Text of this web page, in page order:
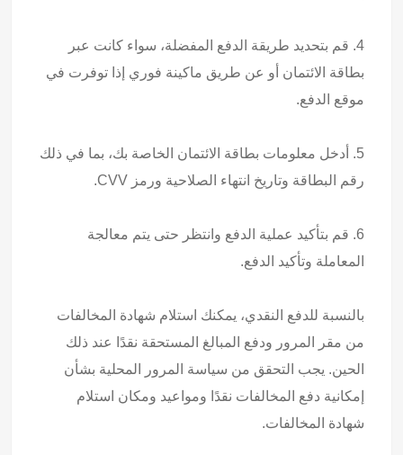
4. قم بتحديد طريقة الدفع المفضلة، سواء كانت عبر
بطاقة الائتمان أو عن طريق ماكينة فوري إذا توفرت في
موقع الدفع.
5. أدخل معلومات بطاقة الائتمان الخاصة بك، بما في ذلك
رقم البطاقة وتاريخ انتهاء الصلاحية ورمز CVV.
6. قم بتأكيد عملية الدفع وانتظر حتى يتم معالجة
المعاملة وتأكيد الدفع.
بالنسبة للدفع النقدي، يمكنك استلام شهادة المخالفات
من مقر المرور ودفع المبالغ المستحقة نقدًا عند ذلك
الحين. يجب التحقق من سياسة المرور المحلية بشأن
إمكانية دفع المخالفات نقدًا ومواعيد ومكان استلام
شهادة المخالفات.